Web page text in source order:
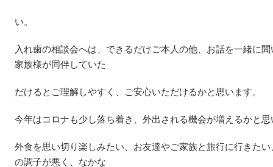
い。
入れ歯の相談会へは、できるだけご本人の他、お話を一緒に
家族様が同伴していた
だけるとご理解しやすく、ご安心いただけるかと思います。
今年はコロナも少し落ち着き、外出される機会が増えるかと思
外食を思い切り楽しみたい、お友達やご家族と旅行に行きた
の調子が悪く、なかな